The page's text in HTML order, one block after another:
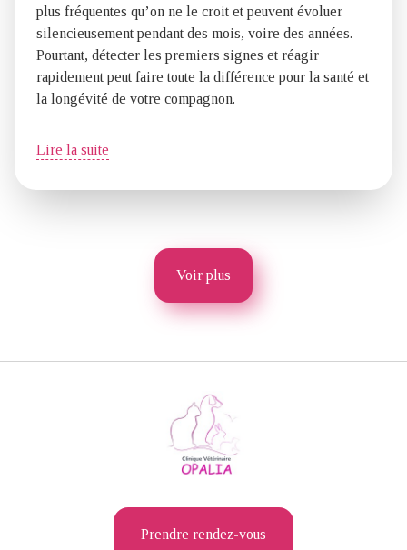
plus fréquentes qu’on ne le croit et peuvent évoluer
silencieusement pendant des mois, voire des années.
Pourtant, détecter les premiers signes et réagir
rapidement peut faire toute la différence pour la santé et
la longévité de votre compagnon.
Lire la suite
Voir plus
Prendre rendez-vous